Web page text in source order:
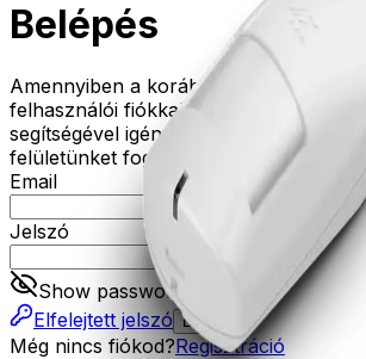
Belépés
Amennyiben a korábbi oldalunkon
felhasználói fiókkal, kérjük az
segítségével igényeljen új jelszót,
felületünket fogja tudni használni.
Email
Jelszó
Show password
Elfelejtett jelszó Belépés
Még nincs fiókod?Regisztráció